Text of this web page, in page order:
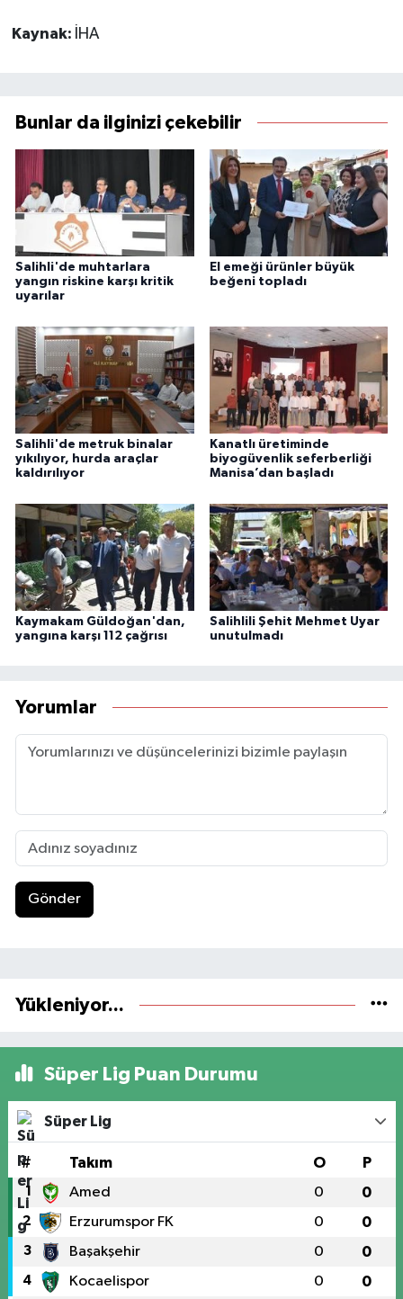
Kaynak: İHA
Bunlar da ilginizi çekebilir
Salihli'de muhtarlara
yangın riskine karşı kritik
uyarılar
El emeği ürünler büyük
beğeni topladı
Salihli'de metruk binalar
yıkılıyor, hurda araçlar
kaldırılıyor
Kanatlı üretiminde
biyogüvenlik seferberliği
Manisa’dan başladı
Kaymakam Güldoğan'dan,
yangına karşı 112 çağrısı
Salihlili Şehit Mehmet Uyar
unutulmadı
Yorumlar
Gönder
Yükleniyor...
Süper Lig Puan Durumu
Süper Lig
# Takım O P
1 Amed 0 0
2 Erzurumspor FK 0 0
3 Başakşehir 0 0
4 Kocaelispor 0 0